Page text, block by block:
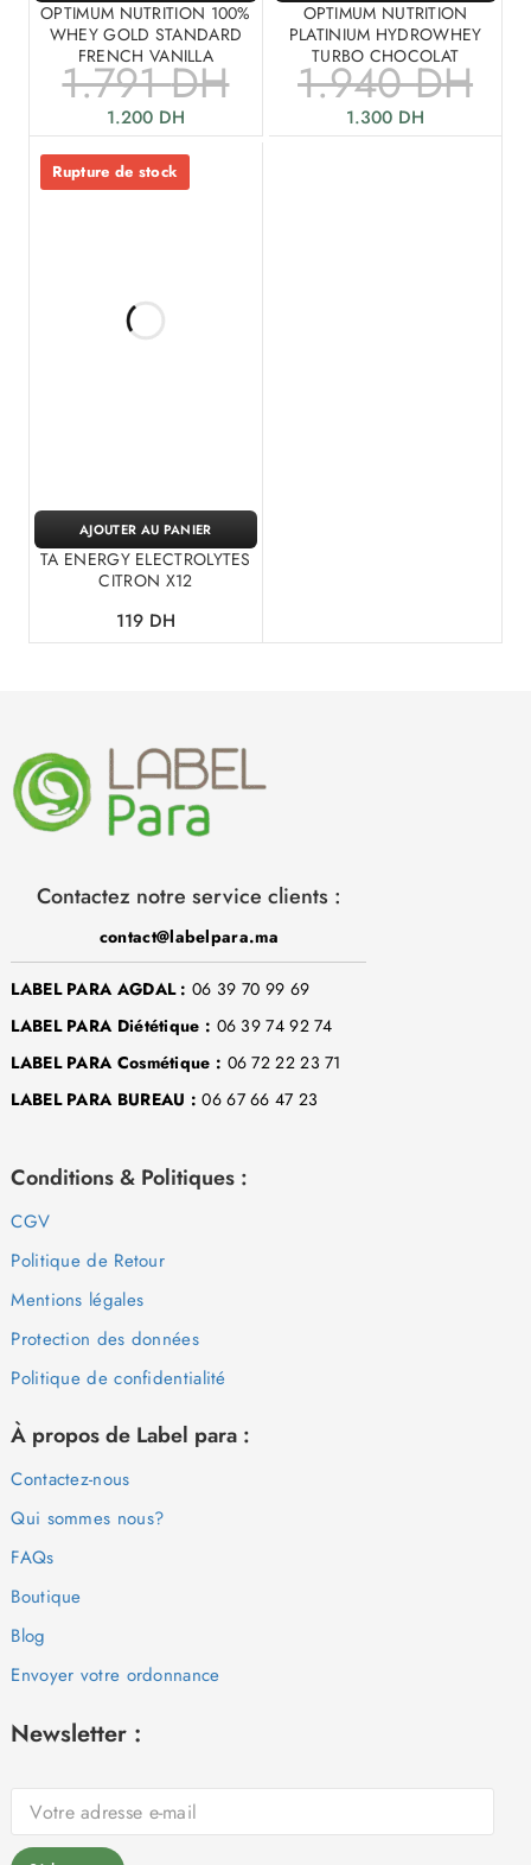
OPTIMUM NUTRITION 100%
WHEY GOLD STANDARD
FRENCH VANILLA
1.791DH
1.200 DH
OPTIMUM NUTRITION
PLATINIUM HYDROWHEY
TURBO CHOCOLAT
1.940DH
1.300 DH
Rupture de stock
TA ENERGY ELECTROLYTES
CITRON X12
119 DH
AJOUTER AU PANIER
Contactez notre service clients :
contact@labelpara.ma
LABEL PARA AGDAL : 06 39 70 99 69
LABEL PARA Diététique : 06 39 74 92 74
LABEL PARA Cosmétique : 06 72 22 23 71
LABEL PARA BUREAU : 06 67 66 47 23
Conditions & Politiques :
CGV
Politique de Retour
Mentions légales
Protection des données
Politique de confidentialité
À propos de Label para :
Contactez-nous
Qui sommes nous?
FAQs
Boutique
Blog
Envoyer votre ordonnance
Newsletter :